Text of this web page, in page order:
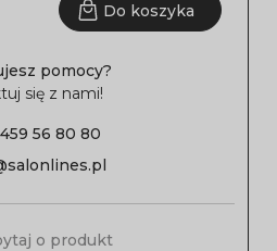
Do koszyka
pomocy?
się z nami!
56 80 80
o produkt